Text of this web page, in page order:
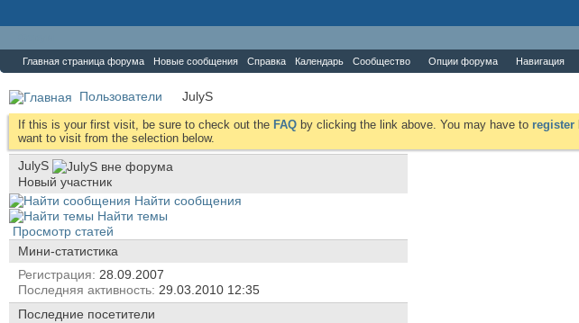
Главная страница форума Новые сообщения Справка Календарь Сообщество Опции форума Навигация
Пользователи JulyS
If this is your first visit, be sure to check out the FAQ by clicking the link above. You may have to register
want to visit from the selection below.
JulyS
Новый участник
Найти сообщения
Найти темы
Просмотр статей
Мини-статистика
Регистрация
28.09.2007
Последняя активность 29.03.2010 12:35
Последние посетители